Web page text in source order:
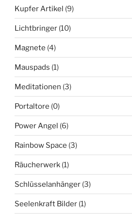
Kupfer Artikel (9)
Lichtbringer (10)
Magnete (4)
Mauspads (1)
Meditationen (3)
Portaltore (0)
Power Angel (6)
Rainbow Space (3)
Räucherwerk (1)
Schlüsselanhänger (3)
Seelenkraft Bilder (1)